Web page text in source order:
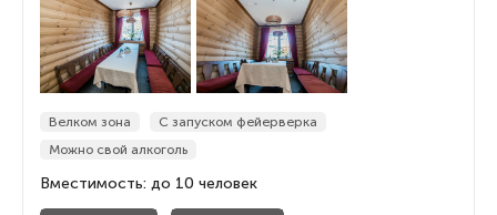
Велком зона
С запуском фейерверка
Можно свой алкоголь
Вместимость: до 10 человек